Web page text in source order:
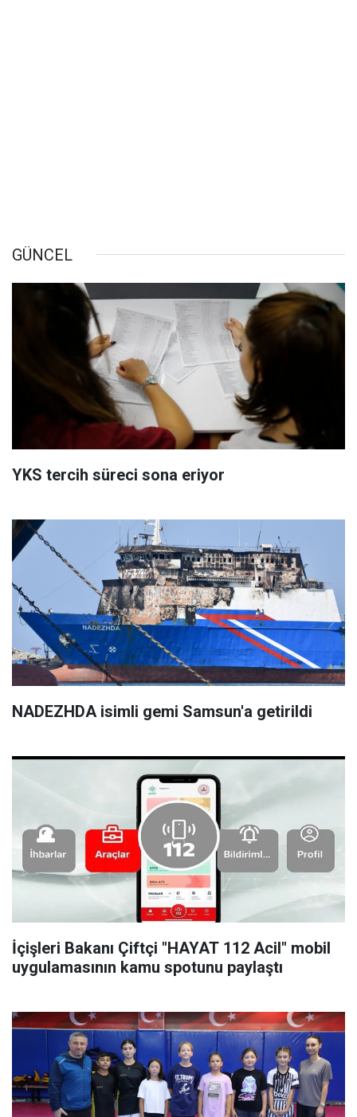
GÜNCEL
YKS tercih süreci sona eriyor
NADEZHDA isimli gemi Samsun'a getirildi
İçişleri Bakanı Çiftçi "HAYAT 112 Acil" mobil
uygulamasının kamu spotunu paylaştı